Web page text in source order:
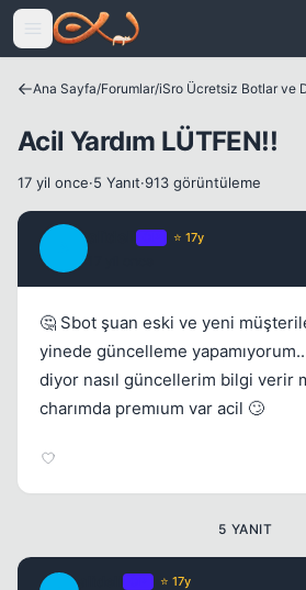
Icerige atla
Ana Sayfa/Forumlar/
Acil Yardım LÜTFEN!!
17 yil once·5 Yanıt·913 görüntüleme
⭐ 17y
🤔 Sbot şuan eski ve yeni
yinede güncelleme
diyor nasıl güncellerim bilgi verir
charımda premıum var acil 🙄
5 YANIT
⭐ 17y